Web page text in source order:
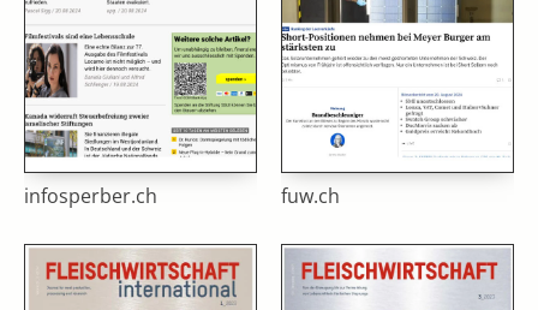
infosperber.ch fuw.ch